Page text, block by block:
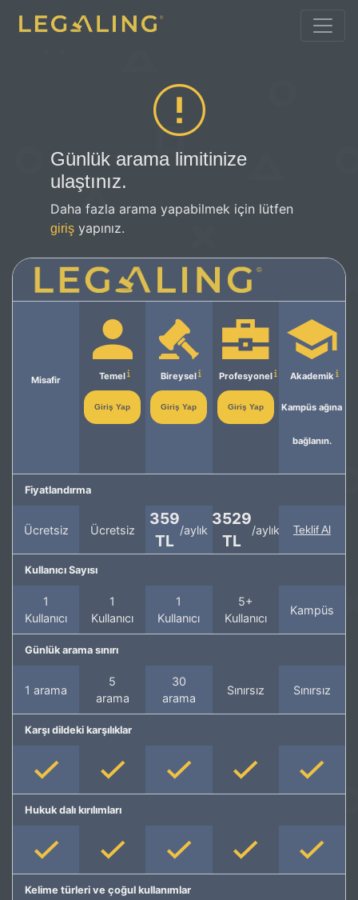
Günlük arama limitinize
ulaştınız.
Daha fazla arama yapabilmek için lütfen
giriş yapınız.
Misafir Temel
Giriş Yap
Bireysel
Giriş Yap
Profesyonel
Giriş Yap
Akademik
Kampüs ağına
bağlanın.
Fiyatlandırma
Ücretsiz Ücretsiz
359
TL
/aylık
3529
TL
/aylık Teklif Al
Kullanıcı Sayısı
1
Kullanıcı
1
Kullanıcı
1
Kullanıcı
5+
Kullanıcı
Kampüs
Günlük arama sınırı
1 arama
5
arama
30
arama
Sınırsız Sınırsız
Karşı dildeki karşılıklar
Hukuk dalı kırılımları
Kelime türleri ve çoğul kullanımlar